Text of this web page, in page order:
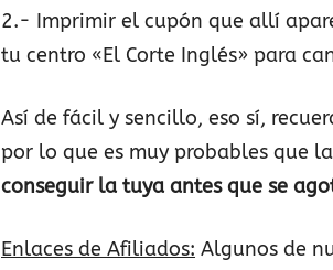
2.- Imprimir el cupón que allí
tu centro «El Corte Inglés» para
Así de fácil y sencillo, eso sí,
por lo que es muy probables que
conseguir la tuya antes que se
Enlaces de Afiliados: Algunos de